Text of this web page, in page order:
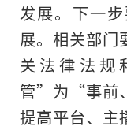
发展。下一
展。相关部门
关法律法
管”为“事前
提高平台、主